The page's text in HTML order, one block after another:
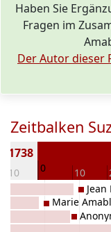
Haben Sie
Fragen im
Der Autor dieser
Zeitbalken
-10 0 10
1738
Marie